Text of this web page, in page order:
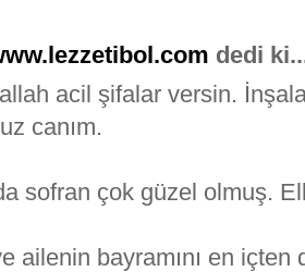
dedi
acil şifalar versin.
canım.
sofran çok güzel olmuş.
ailenin bayramını en